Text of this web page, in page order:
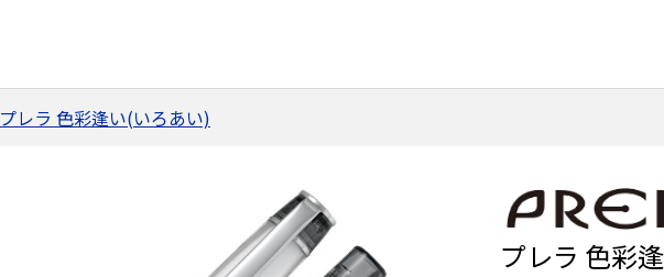
プレラ 色彩逢い(いろあい)
プレラ 色彩